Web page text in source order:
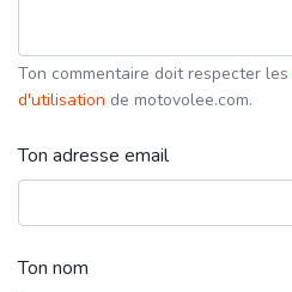
Ton commentaire doit respecter les
d'utilisation de motovolee.com.
Ton adresse email
Ton nom